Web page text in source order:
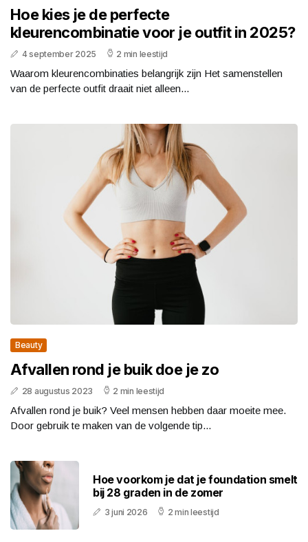
Hoe kies je de perfecte
kleurencombinatie voor je outfit in 2025?
4 september 2025 2 min leestijd
Waarom kleurencombinaties belangrijk zijn Het samenstellen
van de perfecte outfit draait niet alleen...
Beauty
Afvallen rond je buik doe je zo
28 augustus 2023 2 min leestijd
Afvallen rond je buik? Veel mensen hebben daar moeite mee.
Door gebruik te maken van de volgende tip...
Hoe voorkom je dat je foundation smelt
bij 28 graden in de zomer
3 juni 2026 2 min leestijd